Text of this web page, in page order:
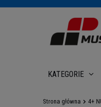
KATEGORIE
Strona główna 4+